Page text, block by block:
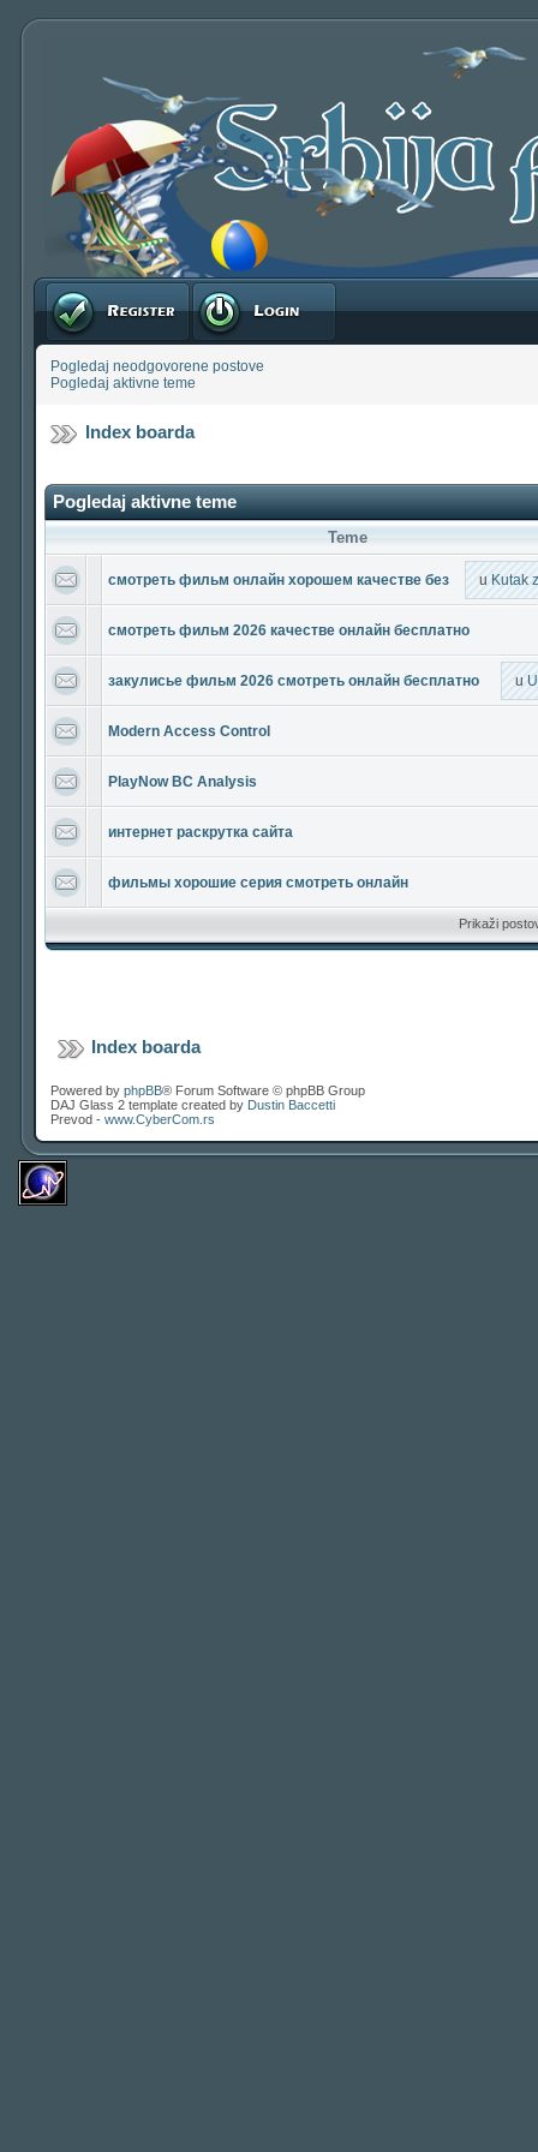
Registruj se Prijavite se
Pogledaj neodgovorene postove
Pogledaj aktivne teme
Index boarda
Pogledaj aktivne teme
Teme
смотреть фильм онлайн хорошем качестве без uKutak
смотреть фильм 2026 качестве онлайн бесплатно
закулисье фильм 2026 смотреть онлайн бесплатно u
Modern Access Control
PlayNow BC Analysis
интернет раскрутка сайта
фильмы хорошие серия смотреть онлайн
Prikaži
Index boarda
Powered by phpBB® Forum Software © phpBB Group
DAJ Glass 2 template created by Dustin Baccetti
Prevod - www.CyberCom.rs